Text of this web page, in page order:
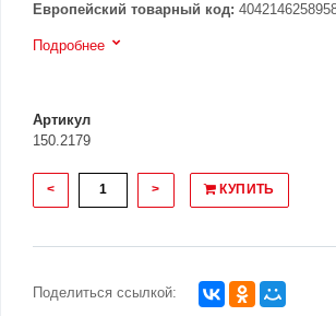
Европейский товарный код:
Подробнее
Артикул
150.2179
< > КУПИТЬ
Поделиться ссылкой: